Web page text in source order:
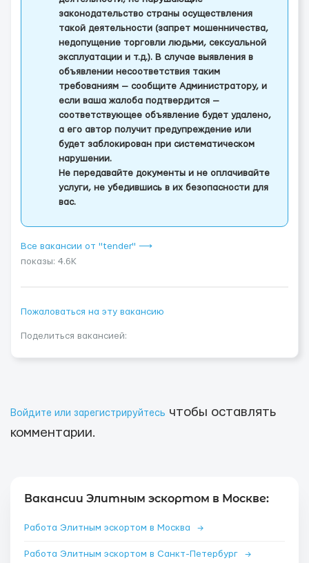
законодательство страны осуществления
такой деятельности (запрет мошенничества,
недопущение торговли людьми, сексуальной
эксплуатации и т.д.). В случае выявления в
объявлении несоответствия таким
требованиям — сообщите Администратору, и
если ваша жалоба подтвердится —
соответствующее объявление будет удалено,
а его автор получит предупреждение или
будет заблокирован при систематическом
нарушении.
Не передавайте документы и не оплачивайте
услуги, не убедившись в их безопасности для
вас.
Все вакансии от "tender" ⟶
показы: 4.6K
Пожаловаться на эту вакансию
Поделиться вакансией:
Войдите или зарегистрируйтесь чтобы оставлять
комментарии.
Вакансии Элитным эскортом в Москве:
Работа Элитным эскортом в Москва →
Работа Элитным эскортом в Санкт-Петербург →